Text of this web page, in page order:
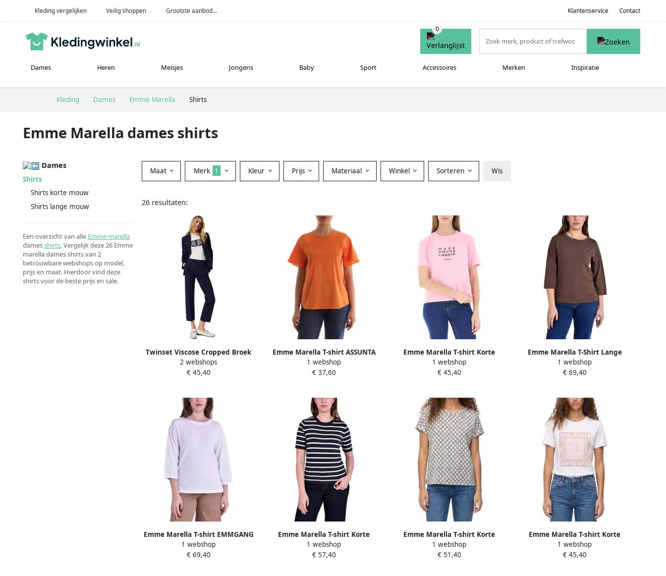
Kleding vergelijken Veilig shoppen Grootste aanbod... Klantenservice Contact
Dames Heren Meisjes Jongens Baby Sport Accessoires Merken Inspiratie
Kleding Dames Emme Marella Shirts
Emme Marella dames shirts
Dames
Shirts
Shirts korte mouw
Shirts lange mouw
Een overzicht van alle Emme marella
damesshirts. Vergelijk deze 26 Emme
marella dames shirts van 2
betrouwbare webshops op model,
prijs en maat. Hierdoor vind deze
shirts voor de beste prijs en sale.
Maat Merk 1 Kleur Prijs Materiaal Winkel Sorteren Wis
26 resultaten:
Twinset Viscose Cropped Broek
met Metalen Knopen Blue Dames
2 webshops
€ 45,40
Emme Marella T-shirt ASSUNTA
1 webshop
€ 37,60
Emme Marella T-shirt Korte
Mouw EMIORATA
1 webshop
€ 45,40
Emme Marella T-Shirt Lange
Mouw EMMGANG
1 webshop
€ 69,40
Emme Marella T-shirt EMMGANG
1 webshop
€ 69,40
Emme Marella T-shirt Korte
Mouw EMMBOCCALE
1 webshop
€ 57,40
Emme Marella T-shirt Korte
Mouw EMMRANE1
1 webshop
€ 51,40
Emme Marella T-shirt Korte
Mouw EMMRACCONTO
1 webshop
€ 45,40